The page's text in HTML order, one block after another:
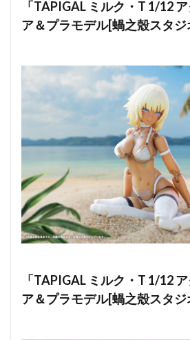
「TAPIGAL ミルク・T 1/12
ア＆プラモデル[蝸之殼スタ
「TAPIGAL ミルク・T 1/12
ア＆プラモデル[蝸之殼スタ